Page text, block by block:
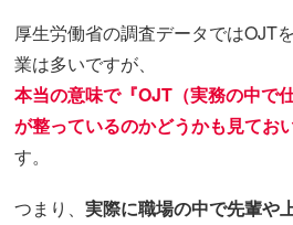
厚生労働省の調査データではOJT
業は多いですが、
本当の意味で『OJT（実務の中で
が整っているのかどうかも見てお
す。
つまり、実際に職場の中で先輩や